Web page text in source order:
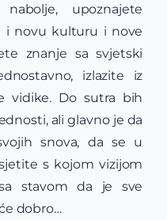
upoznajete
i novu kulturu i nove
znanje sa svjetski
izlazite iz
vidike. Do sutra bih
ali glavno je da
snova, da se u
s kojom vizijom
stavom da je sve
dobro…